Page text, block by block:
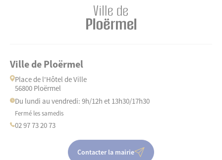
Ville de Ploërmel
Place de l'Hôtel de Ville
56800 Ploërmel
Du lundi au vendredi: 9h/12h et 13h30/17h30
Fermé les samedis
02 97 73 20 73
Contacter la mairie